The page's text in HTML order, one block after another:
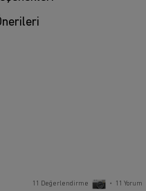
11 Değerlendirme • 11 Yorum